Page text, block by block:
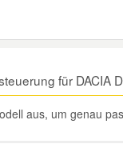
für DACIA
aus, um genau